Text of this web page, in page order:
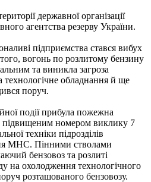
державної організації
агентства резерву України.
підприємства стався вибух
вогонь по розлитому бензину
та виникла загроза
обладнання й ще
поруч.
події прибула пожежна
номером виклику 7
техніки підрозділів
МНС. Пінними стволами
бензовоз та розлиті
на охолодження технологічного
розташованого бензовозу.